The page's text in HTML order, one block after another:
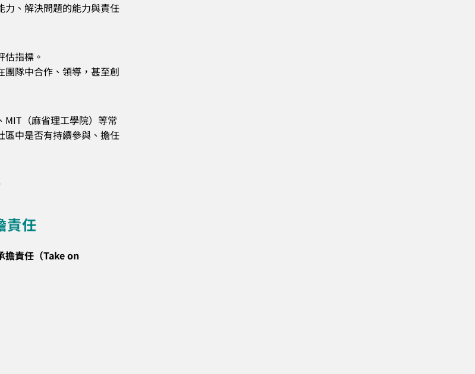
力、解決問題的能力與責任
指標。
隊中合作、領導，甚至創
（麻省理工學院）等常
區中是否有持續參與、擔任
責任
擔責任（Take on